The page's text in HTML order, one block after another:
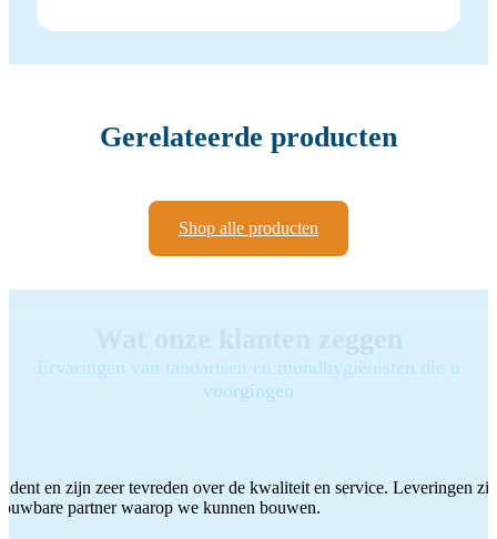
Gerelateerde producten
Shop alle producten
Ervaringen van tandartsen en mondhygiënisten die u
voorgingen
en zijn zeer tevreden over de kwaliteit en service. Leveringen
partner waarop we kunnen bouwen.